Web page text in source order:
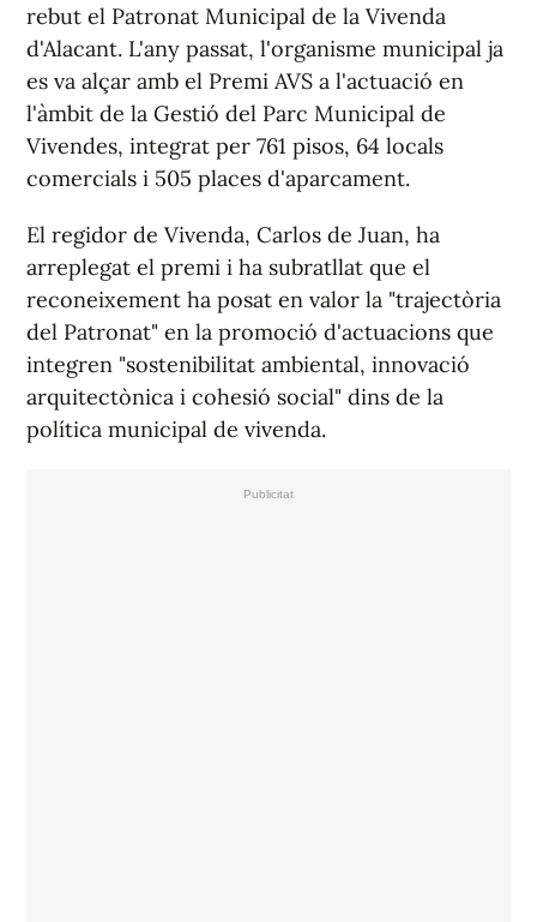
rebut el Patronat Municipal de la Vivenda
d'Alacant. L'any passat, l'organisme municipal ja
es va alçar amb el Premi AVS a l'actuació en
l'àmbit de la Gestió del Parc Municipal de
Vivendes, integrat per 761 pisos, 64 locals
comercials i 505 places d'aparcament.
El regidor de Vivenda, Carlos de Juan, ha
arreplegat el premi i ha subratllat que el
reconeixement ha posat en valor la "trajectòria
del Patronat" en la promoció d'actuacions que
integren "sostenibilitat ambiental, innovació
arquitectònica i cohesió social" dins de la
política municipal de vivenda.